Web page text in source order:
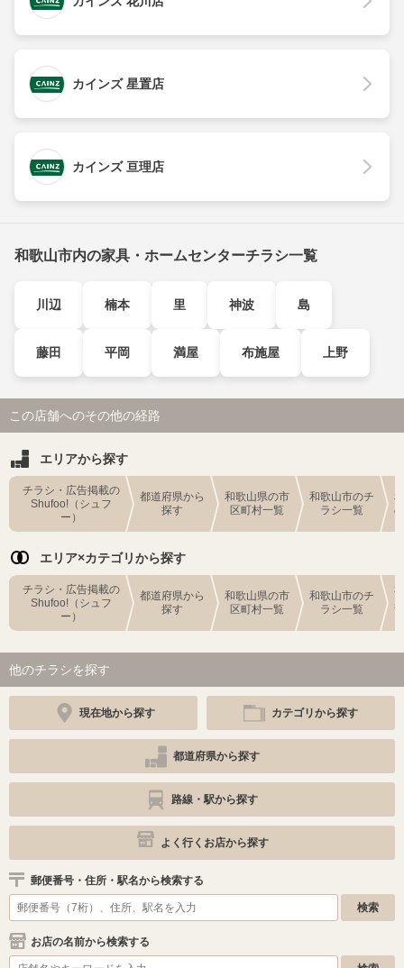
カインズ 星置店
カインズ 亘理店
和歌山市内の家具・ホームセンターチラシ一覧
川辺 楠本 里 神波 島
藤田 平岡 満屋 布施屋 上野
この店舗へのその他の経路
エリアから探す
チラシ・広告掲載の
Shufoo!（シュフ
ー）
都道府県から
探す
和歌山県の市
区町村一覧
和歌山市のチ
ラシ一覧
エリア×カテゴリから探す
チラシ・広告掲載の
Shufoo!（シュフ
ー）
都道府県から
探す
和歌山県の市
区町村一覧
和歌山市のチ
ラシ一覧
他のチラシを探す
現在地から探す カテゴリから探す
都道府県から探す
路線・駅から探す
よく行くお店から探す
郵便番号・住所・駅名から検索する
お店の名前から検索する